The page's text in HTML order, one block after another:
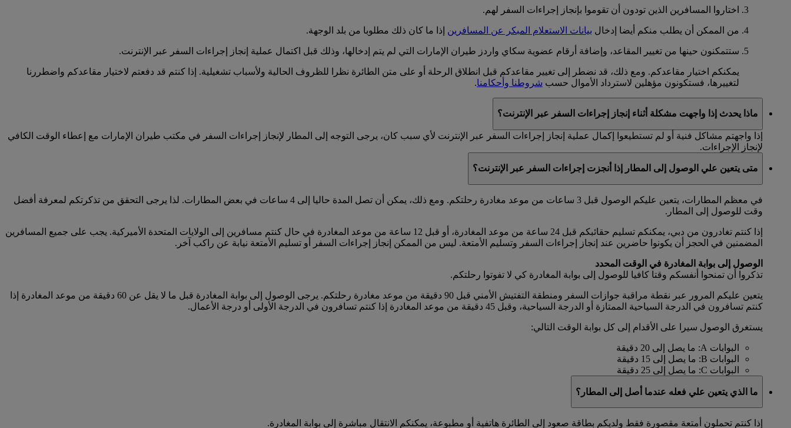
اختاروا المسافرين الذين تودون أن تقوموا بإنجاز إجراءات السفر لهم.
من الممكن أن يطلب منكم أيضا إدخال بيانات الاستعلام المبكر عن المسافرين إذا ما كان ذلك مطلوبا من بلد الوجهة.
ستتمكنون حينها من تغيير المقاعد، وإضافة أرقام عضوية سكاي واردز طيران الإمارات التي لم يتم إدخالها، وذلك قبل اكتمال عملية إنجاز إجراءات السفر عبر الإنترنت.
يمكنكم اختيار مقاعدكم. ومع ذلك، قد نضطر إلى تغيير مقاعدكم قبل انطلاق الرحلة أو على متن الطائرة نظرا للظروف الحالية ولأسباب تشغيلية. إذا كنتم قد دفعتم لاختيار مقاعدكم واضطررنا
لتغييرها، فستكونون مؤهلين لاسترداد الأموال حسب شروطنا وأحكامنا.
ماذا يحدث إذا واجهت مشكلة أثناء إنجاز إجراءات السفر عبر الإنترنت؟
إذا واجهتم مشاكل فنية أو لم تستطيعوا إكمال عملية إنجاز إجراءات السفر عبر الإنترنت لأي سبب كان، يرجى التوجه إلى المطار لإنجاز إجراءات السفر في مكتب طيران الإمارات مع إعطاء الوقت الكافي
لإنجاز الإجراءات.
متى يتعين علي الوصول إلى المطار إذا أنجزت إجراءات السفر عبر الإنترنت؟
في معظم المطارات، يتعين عليكم الوصول قبل 3 ساعات من موعد مغادرة رحلتكم. ومع ذلك، يمكن أن تصل المدة حاليا إلى 4 ساعات في بعض المطارات. لذا يرجى التحقق من تذكرتكم لمعرفة أفضل
وقت للوصول إلى المطار.
إذا كنتم تغادرون من دبي، يمكنكم تسليم حقائبكم قبل 24 ساعة من موعد المغادرة، أو قبل 12 ساعة من موعد المغادرة في حال كنتم مسافرين إلى الولايات المتحدة الأميركية. يجب على جميع المسافرين
المضمنين في الحجز أن يكونوا حاضرين عند إنجاز إجراءات السفر وتسليم الأمتعة. ليس من الممكن إنجاز إجراءات السفر أو تسليم الأمتعة نيابة عن راكب آخر.
الوصول إلى بوابة المغادرة في الوقت المحدد
تذكروا أن تمنحوا أنفسكم وقتا كافيا للوصول إلى بوابة المغادرة كي لا تفوتوا رحلتكم.
يتعين عليكم المرور عبر نقطة مراقبة جوازات السفر ومنطقة التفتيش الأمني قبل 90 دقيقة من موعد مغادرة رحلتكم. يرجى الوصول إلى بوابة المغادرة قبل ما لا يقل عن 60 دقيقة من موعد المغادرة إذا
كنتم تسافرون في الدرجة السياحية الممتازة أو الدرجة السياحية، وقبل 45 دقيقة من موعد المغادرة إذا كنتم تسافرون في الدرجة الأولى أو درجة الأعمال.
يستغرق الوصول سيرا على الأقدام إلى كل بوابة الوقت التالي:
البوابات A: ما يصل إلى 20 دقيقة
البوابات B: ما يصل إلى 15 دقيقة
البوابات C: ما يصل إلى 25 دقيقة
ما الذي يتعين علي فعله عندما أصل إلى المطار؟
إذا كنتم تحملون أمتعة مقصورة فقط ولديكم بطاقة صعود إلى الطائرة هاتفية أو مطبوعة، يمكنكم الانتقال مباشرة إلى بوابة المغادرة.